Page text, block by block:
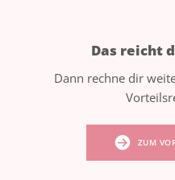
Das reicht
Dann rechne dir
ZUM